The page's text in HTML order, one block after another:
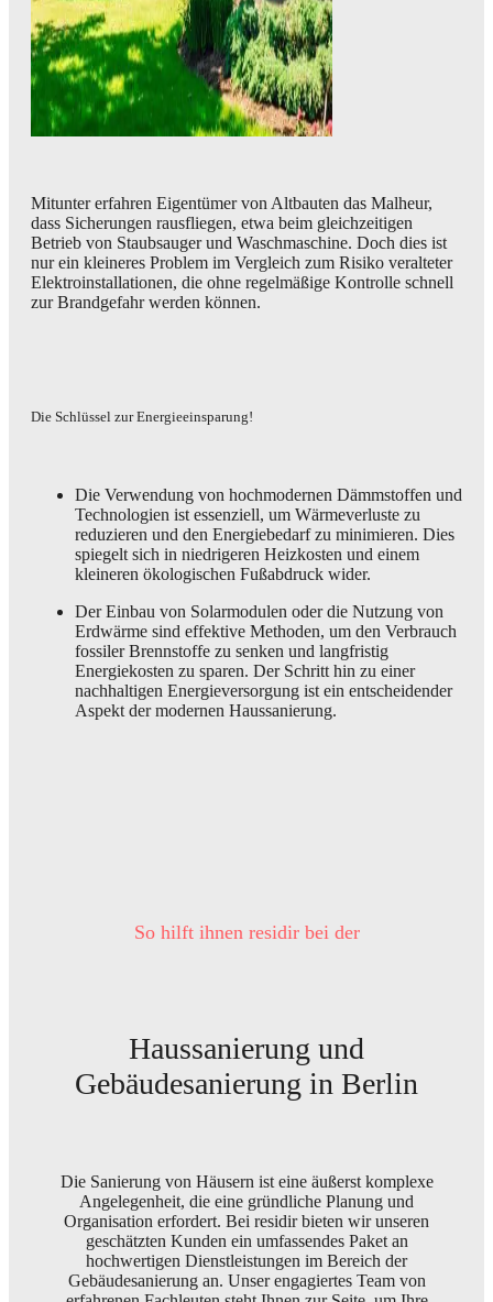
Mitunter erfahren Eigentümer von Altbauten das Malheur,
dass Sicherungen rausfliegen, etwa beim gleichzeitigen
Betrieb von Staubsauger und Waschmaschine. Doch dies ist
nur ein kleineres Problem im Vergleich zum Risiko veralteter
Elektroinstallationen, die ohne regelmäßige Kontrolle schnell
zur Brandgefahr werden können.
Die Schlüssel zur Energieeinsparung!
Die Verwendung von hochmodernen Dämmstoffen und
Technologien ist essenziell, um Wärmeverluste zu
reduzieren und den Energiebedarf zu minimieren. Dies
spiegelt sich in niedrigeren Heizkosten und einem
kleineren ökologischen Fußabdruck wider.
Der Einbau von Solarmodulen oder die Nutzung von
Erdwärme sind effektive Methoden, um den Verbrauch
fossiler Brennstoffe zu senken und langfristig
Energiekosten zu sparen. Der Schritt hin zu einer
nachhaltigen Energieversorgung ist ein entscheidender
Aspekt der modernen Haussanierung.
So hilft ihnen residir bei der
Haussanierung und
Gebäudesanierung in Berlin
Die Sanierung von Häusern ist eine äußerst komplexe
Angelegenheit, die eine gründliche Planung und
Organisation erfordert. Bei residir bieten wir unseren
geschätzten Kunden ein umfassendes Paket an
hochwertigen Dienstleistungen im Bereich der
Gebäudesanierung an. Unser engagiertes Team von